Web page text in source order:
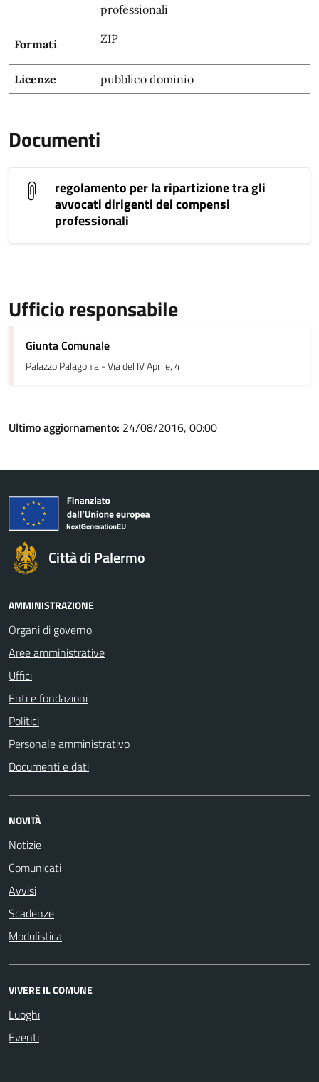
professionali
Formati ZIP
Licenze pubblico dominio
Documenti
regolamento per la ripartizione tra gli
avvocati dirigenti dei compensi
professionali
Ufficio responsabile
Giunta Comunale
Palazzo Palagonia - Via del IV Aprile, 4
Ultimo aggiornamento: 24/08/2016, 00:00
Città di Palermo
AMMINISTRAZIONE
Organi di governo
Aree amministrative
Uffici
Enti e fondazioni
Politici
Personale amministrativo
Documenti e dati
NOVITÀ
Notizie
Comunicati
Avvisi
Scadenze
Modulistica
VIVERE IL COMUNE
Luoghi
Eventi